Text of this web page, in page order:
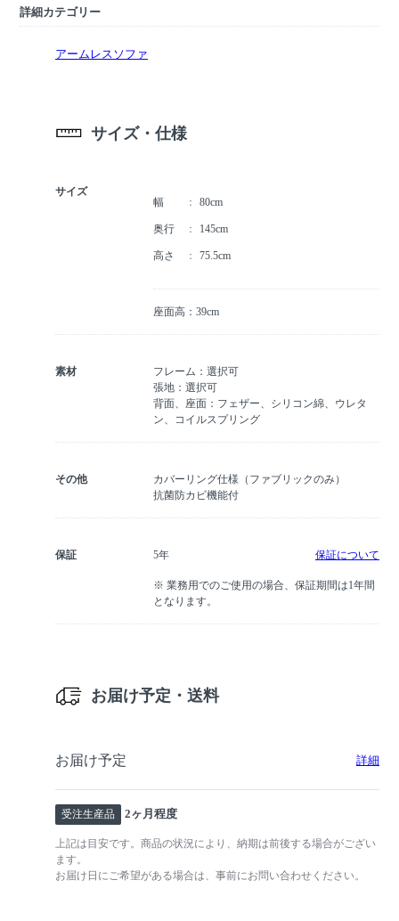
詳細カテゴリー
アームレスソファ
サイズ・仕様
サイズ
幅
80cm
奥行 145cm
高さ 75.5cm
座面高：39cm
素材
フレーム：選択可
張地：選択可
背面、座面：フェザー、シリコン綿、ウレタ
ン、コイルスプリング
その他
カバーリング仕様（ファブリックのみ）
抗菌防カビ機能付
保証 5年 保証について
※ 業務用でのご使用の場合、保証期間は1年間
となります。
お届け予定・送料
お届け予定 詳細
受注生産品 2ヶ月程度
上記は目安です。商品の状況により、納期は前後する場合がござい
ます。
お届け日にご希望がある場合は、事前にお問い合わせください。